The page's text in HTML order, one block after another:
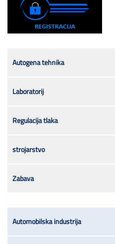
Autogena tehnika
Laboratorij
Regulacija tlaka
strojarstvo
Zabava
Automobilska industrija